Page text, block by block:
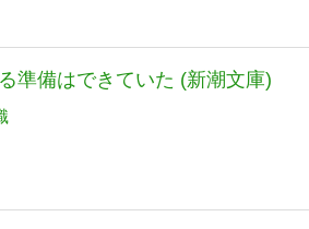
準備はできていた (新潮文庫)